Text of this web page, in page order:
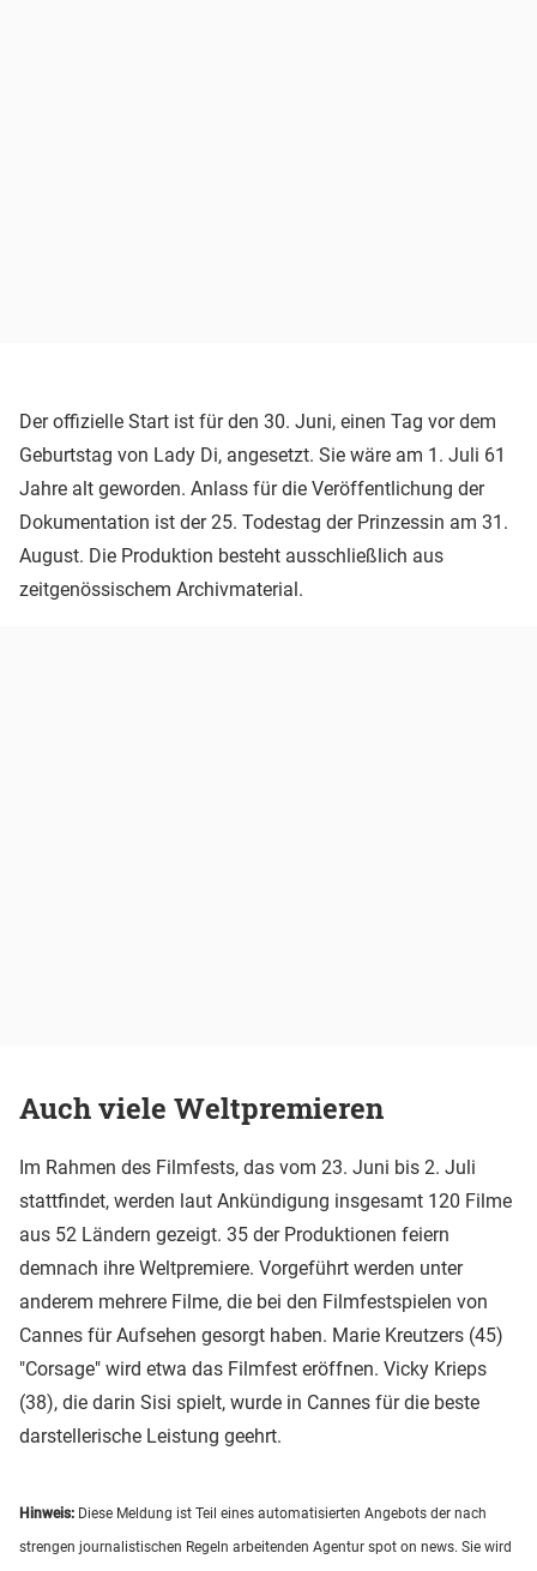
Der offizielle Start ist für den 30. Juni, einen Tag vor dem
Geburtstag von Lady Di, angesetzt. Sie wäre am 1. Juli 61
Jahre alt geworden. Anlass für die Veröffentlichung der
Dokumentation ist der 25. Todestag der Prinzessin am 31.
August. Die Produktion besteht ausschließlich aus
zeitgenössischem Archivmaterial.
Auch viele Weltpremieren
Im Rahmen des Filmfests, das vom 23. Juni bis 2. Juli
stattfindet, werden laut Ankündigung insgesamt 120 Filme
aus 52 Ländern gezeigt. 35 der Produktionen feiern
demnach ihre Weltpremiere. Vorgeführt werden unter
anderem mehrere Filme, die bei den Filmfestspielen von
Cannes für Aufsehen gesorgt haben. Marie Kreutzers (45)
"Corsage" wird etwa das Filmfest eröffnen. Vicky Krieps
(38), die darin Sisi spielt, wurde in Cannes für die beste
darstellerische Leistung geehrt.
Hinweis: Diese Meldung ist Teil eines automatisierten Angebots der nach
strengen journalistischen Regeln arbeitenden Agentur spot on news. Sie wird